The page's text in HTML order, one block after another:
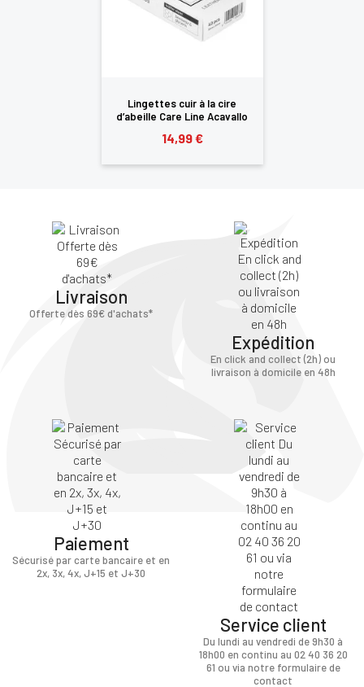
Lingettes cuir à la cire
d’abeille Care Line Acavallo
14,99 €
Livraison
Offerte dès 69€ d'achats*
Expédition
En click and collect (2h) ou
livraison à domicile en 48h
Paiement
Sécurisé par carte bancaire et en
2x, 3x, 4x, J+15 et J+30
Service client
Du lundi au vendredi de 9h30 à
18h00 en continu au 02 40 36 20
61 ou via notre formulaire de
contact